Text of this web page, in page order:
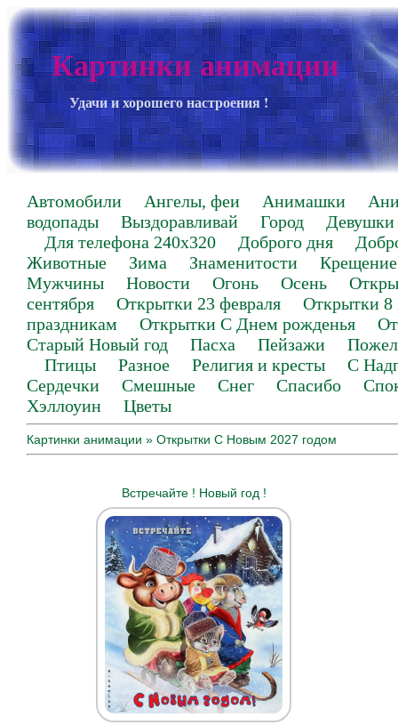
Картинки анимации
Удачи и хорошего настроения !
Автомобили Ангелы, феи Анимашки
водопады
Выздоравливай Город
Девушки
Для телефона 240х320
Доброго дня
Животные
Зима Знаменитости
Крещение
Мужчины
Новости Огонь Осень
сентября
Открытки 23 февраля
Открытки 8
праздникам
Открытки С Днем рожденья
Старый Новый год
Пасха Пейзажи
Птицы
Разное Религия и кресты
С
Сердечки
Смешные Снег Спасибо
Хэллоуин
Цветы
Картинки анимации » Открытки С Новым 2027 годом
Встречайте ! Новый год !